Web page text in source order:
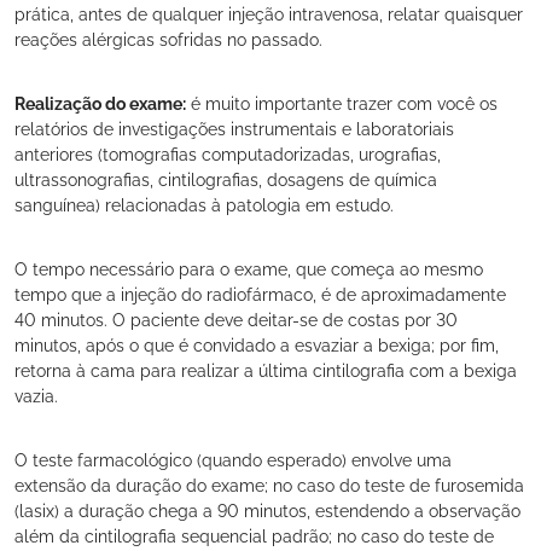
prática, antes de qualquer injeção intravenosa, relatar quaisquer
reações alérgicas sofridas no passado.
Realização do exame: é muito importante trazer com você os
relatórios de investigações instrumentais e laboratoriais
anteriores (tomografias computadorizadas, urografias,
ultrassonografias, cintilografias, dosagens de química
sanguínea) relacionadas à patologia em estudo.
O tempo necessário para o exame, que começa ao mesmo
tempo que a injeção do radiofármaco, é de aproximadamente
40 minutos. O paciente deve deitar-se de costas por 30
minutos, após o que é convidado a esvaziar a bexiga; por fim,
retorna à cama para realizar a última cintilografia com a bexiga
vazia.
O teste farmacológico (quando esperado) envolve uma
extensão da duração do exame; no caso do teste de furosemida
(lasix) a duração chega a 90 minutos, estendendo a observação
além da cintilografia sequencial padrão; no caso do teste de